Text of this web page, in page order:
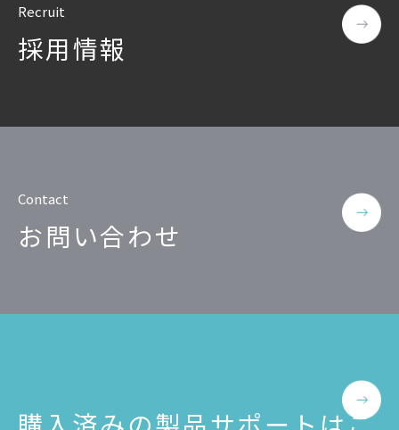
Recruit
採用情報
Contact
お問い合わせ